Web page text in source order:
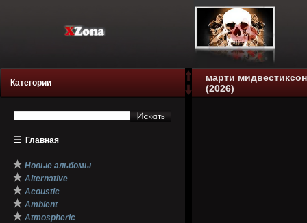
Категории
☰ Главная
★ Новые альбомы
★ Alternative
★ Acoustic
★ Ambient
★ Atmospheric
марти
(2026)